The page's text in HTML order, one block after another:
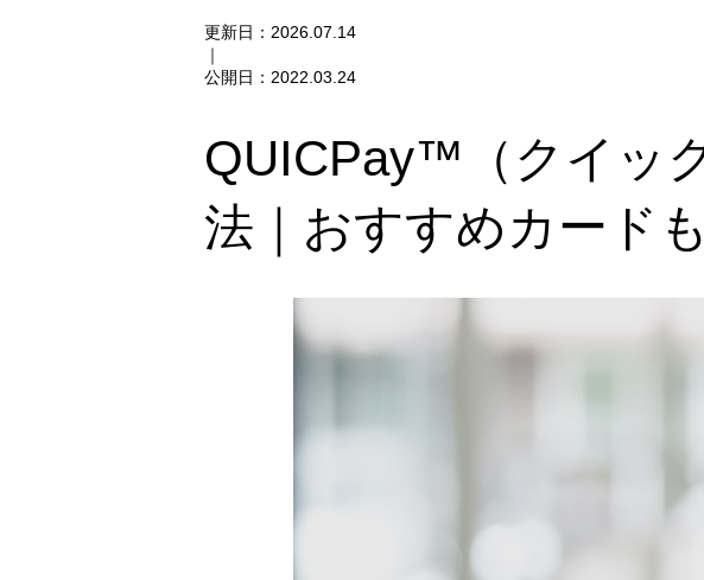
更新日： 2026.07.14
｜
公開日： 2022.03.24
QUICPay™（クイッ
法｜おすすめカード